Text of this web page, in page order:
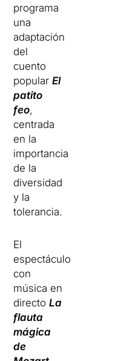
programa
una
adaptación
del
cuento
popularEl
patito
feo,
centrada
en la
importancia
de la
diversidad
y la
tolerancia.
El
espectáculo
con
música en
directoLa
flauta
mágica
de